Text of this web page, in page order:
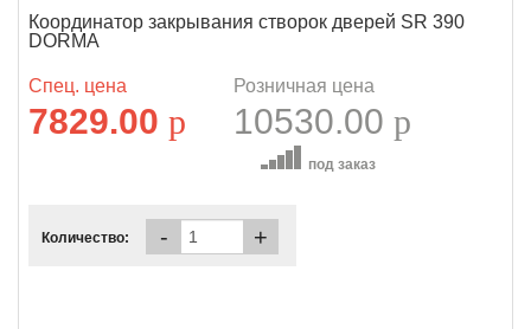
Координатор закрывания створок дверей SR 390
DORMA
Спец. цена
7829.00 p
Розничная цена
10530.00 p
под заказ
Количество: - +